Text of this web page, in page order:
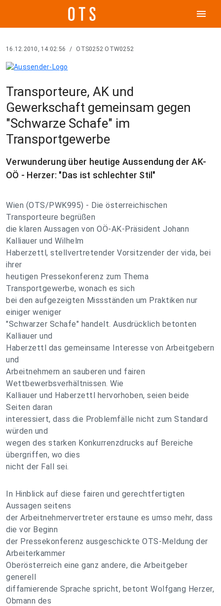
menu
16.12.2010, 14:02:56 / OTS0252 OTW0252
Transporteure, AK und
Gewerkschaft gemeinsam gegen
"Schwarze Schafe" im
Transportgewerbe
Verwunderung über heutige Aussendung der AK-
OÖ - Herzer: "Das ist schlechter Stil"
Wien (OTS/PWK995) - Die österreichischen
Transporteure begrüßen
die klaren Aussagen von OÖ-AK-Präsident Johann
Kalliauer und Wilhelm
Haberzettl, stellvertretender Vorsitzender der vida, bei
ihrer
heutigen Pressekonferenz zum Thema
Transportgewerbe, wonach es sich
bei den aufgezeigten Missständen um Praktiken nur
einiger weniger
"Schwarzer Schafe" handelt. Ausdrücklich betonten
Kalliauer und
Haberzettl das gemeinsame Interesse von Arbeitgebern
und
Arbeitnehmern an sauberen und fairen
Wettbewerbsverhältnissen. Wie
Kalliauer und Haberzettl hervorhoben, seien beide
Seiten daran
interessiert, dass die Problemfälle nicht zum Standard
würden und
wegen des starken Konkurrenzdrucks auf Bereiche
übergriffen, wo dies
nicht der Fall sei.
In Hinblick auf diese fairen und gerechtfertigten
Aussagen seitens
der Arbeitnehmervertreter erstaune es umso mehr, dass
die vor Beginn
der Pressekonferenz ausgeschickte OTS-Meldung der
Arbeiterkammer
Oberösterreich eine ganz andere, die Arbeitgeber
generell
diffamierende Sprache spricht, betont Wolfgang Herzer,
Obmann des